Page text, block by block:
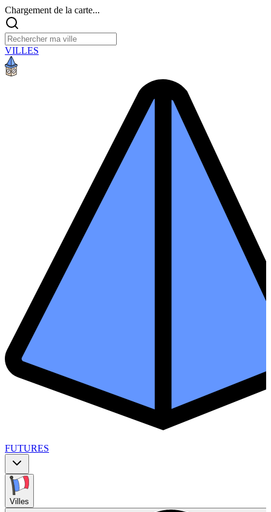
Chargement de la carte...
VILLES
FUTURES
Villes